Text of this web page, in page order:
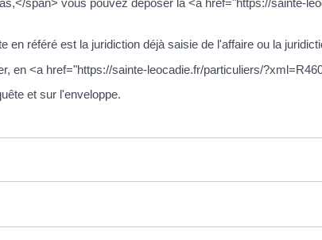
span> vous pouvez déposer la <a href="https://sainte-
en référé est la juridiction déjà saisie de l'affaire ou la
en <a href="https://sainte-leocadie.fr/particuliers/
et sur l'enveloppe.